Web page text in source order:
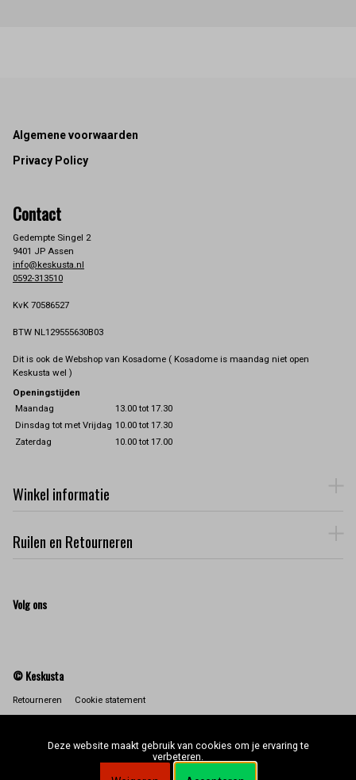
Footer
Algemene voorwaarden
Privacy Policy
Contact
Gedempte Singel 2
9401 JP Assen
info@keskusta.nl
0592-313510
KvK 70586527
BTW NL129555630B03
Dit is ook de Webshop van Kosadome ( Kosadome is maandag niet open
Keskusta wel )
Openingstijden
Maandag
13.00 tot 17.30
Dinsdag tot met Vrijdag 10.00 tot 17.30
Zaterdag
10.00 tot 17.00
Winkel informatie
Ruilen en Retourneren
Volg ons
© Keskusta
Retourneren Cookie statement
Deze website maakt gebruik van cookies om je ervaring te
verbeteren.